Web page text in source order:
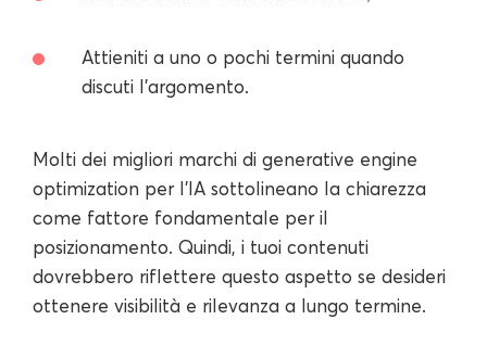
Attieniti a uno o pochi termini quando
discuti l'argomento.
Molti dei migliori marchi di generative engine
optimization per l'IA sottolineano la chiarezza
come fattore fondamentale per il
posizionamento. Quindi, i tuoi contenuti
dovrebbero riflettere questo aspetto se desideri
ottenere visibilità e rilevanza a lungo termine.